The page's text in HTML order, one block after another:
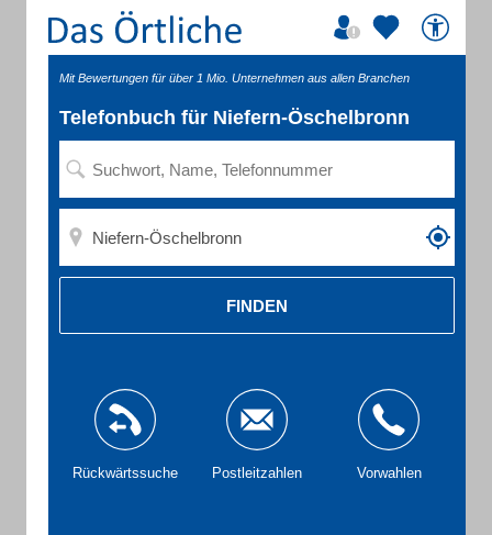
Mit Bewertungen für über 1 Mio. Unternehmen aus allen Branchen
Telefonbuch für Niefern-Öschelbronn
FINDEN
Rückwärtssuche Postleitzahlen Vorwahlen